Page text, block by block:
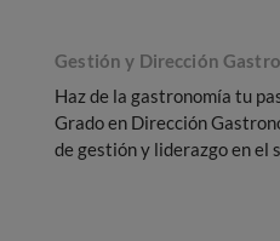
Gestión y Dirección
Haz de la gastronomía tu
Grado en Dirección
de gestión y liderazgo en el